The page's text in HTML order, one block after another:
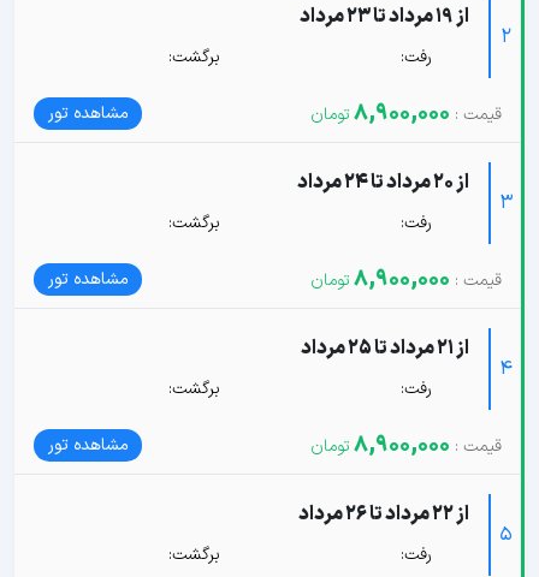
2
از 19 مرداد تا 23 مرداد
رفت: برگشت:
8,900,000 مشاهده تور
3
از 20 مرداد تا 24 مرداد
رفت: برگشت:
8,900,000 مشاهده تور
4
از 21 مرداد تا 25 مرداد
رفت: برگشت:
8,900,000 مشاهده تور
5
از 22 مرداد تا 26 مرداد
رفت: برگشت: